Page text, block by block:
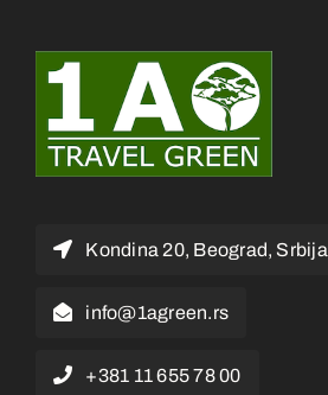
Kondina 20, Beograd, Srbija
info@1agreen.rs
+381 11 655 78 00